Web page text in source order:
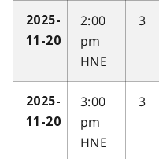
2025-
11-20
2:00
pm
HNE
3
2025-
11-20
3:00
pm
HNE
3